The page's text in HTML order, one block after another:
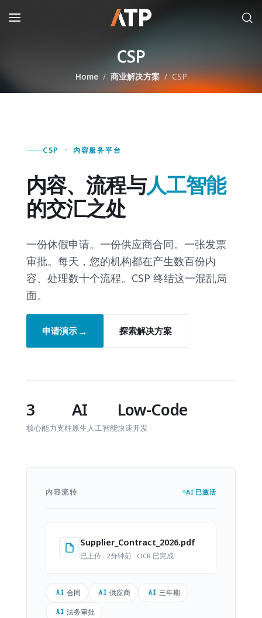
CSP
Home 商业解决方案 CSP
CSP · 内容服务平台
内容、流程与人工智能
的交汇之处
一份休假申请。一份供应商合同。一张发票
审批。每天，您的机构都在产生数百份内
容、处理数十个流程。CSP 终结这一混乱局
面。
申请演示 → 探索解决方案
3
核心能力支柱
AI
原生人工智能
Low-Code
快速开发
内容流转 AI 已激活
Supplier_Contract_2026.pdf
已上传 · 2分钟前 · OCR 已完成
合同 供应商 三年期
法务审批